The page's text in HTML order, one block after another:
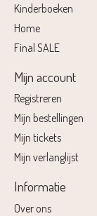
Kinderboeken
Home
Final SALE
Mijn account
Registreren
Mijn bestellingen
Mijn tickets
Mijn verlanglijst
Informatie
Over ons